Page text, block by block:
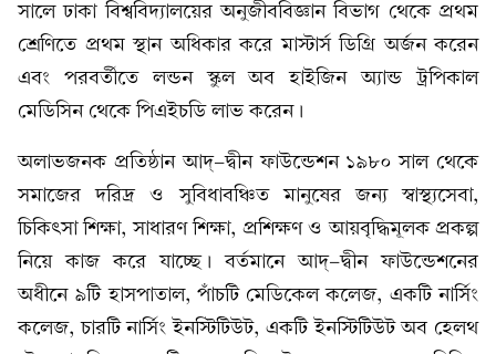
সালে ঢাকা বিশ্ববিদ্যালয়ের অনুজীববিজ্ঞান বিভাগ থেকে প্রথম
শ্রেণিতে প্রথম স্থান অধিকার করে মাস্টার্স ডিগ্রি অর্জন করেন
এবং পরবর্তীতে লন্ডন স্কুল অব হাইজিন অ্যান্ড ট্রপিকাল
মেডিসিন থেকে পিএইচডি লাভ করেন।
অলাভজনক প্রতিষ্ঠান আদ্‌-দ্বীন ফাউন্ডেশন ১৯৮০ সাল থেকে
সমাজের দরিদ্র ও সুবিধাবঞ্চিত মানুষের জন্য স্বাস্থ্যসেবা,
চিকিৎসা শিক্ষা, সাধারণ শিক্ষা, প্রশিক্ষণ ও আয়বৃদ্ধিমূলক প্রকল্প
নিয়ে কাজ করে যাচ্ছে। বর্তমানে আদ্‌-দ্বীন ফাউন্ডেশনের
অধীনে ৯টি হাসপাতাল, পাঁচটি মেডিকেল কলেজ, একটি নার্সিং
কলেজ, চারটি নার্সিং ইনস্টিটিউট, একটি ইনস্টিটিউট অব হেলথ